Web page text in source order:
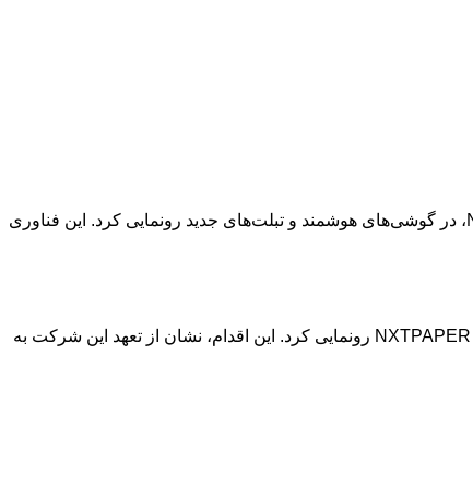
:شرکت تی‌سی‌ال در جریان کنگره جهانی موبایل 2025 از نسل جدید فناوری نمایشگر اختصاصی خود، NXTPAPER 4.0، در گوشی‌های هوشمند و تبلت‌های جدید رونمایی کرد. این فناوری
در جریان رویداد پرهیاهوی کنگره جهانی موبایل (MWC 2025)، شرکت تی‌سی‌ال از محصولات جدید خود مجهز به نسل چهارم فناوری نمایشگر NXTPAPER رونمایی کرد. این اقدام، نشان از تعهد این شرکت به